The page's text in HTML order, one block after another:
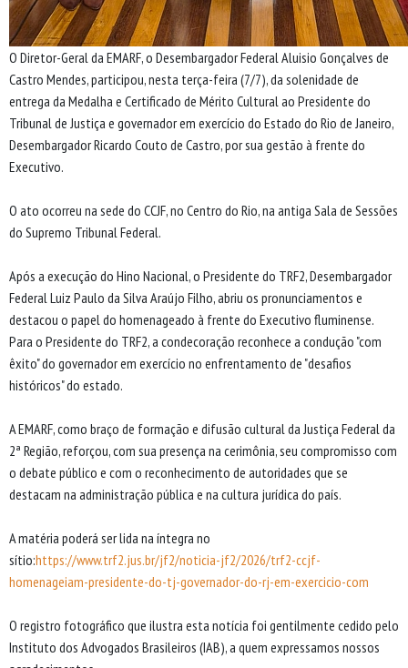
O Diretor-Geral da EMARF, o Desembargador Federal Aluisio Gonçalves de
Castro Mendes, participou, nesta terça-feira (7/7), da solenidade de
entrega da Medalha e Certificado de Mérito Cultural ao Presidente do
Tribunal de Justiça e governador em exercício do Estado do Rio de Janeiro,
Desembargador Ricardo Couto de Castro, por sua gestão à frente do
Executivo.
O ato ocorreu na sede do CCJF, no Centro do Rio, na antiga Sala de Sessões
do Supremo Tribunal Federal.
Após a execução do Hino Nacional, o Presidente do TRF2, Desembargador
Federal Luiz Paulo da Silva Araújo Filho, abriu os pronunciamentos e
destacou o papel do homenageado à frente do Executivo fluminense.
Para o Presidente do TRF2, a condecoração reconhece a condução "com
êxito" do governador em exercício no enfrentamento de "desafios
históricos" do estado.
A EMARF, como braço de formação e difusão cultural da Justiça Federal da
2ª Região, reforçou, com sua presença na cerimônia, seu compromisso com
o debate público e com o reconhecimento de autoridades que se
destacam na administração pública e na cultura jurídica do país.
A matéria poderá ser lida na íntegra no
sítio:https://www.trf2.jus.br/jf2/noticia-jf2/2026/trf2-ccjf-
homenageiam-presidente-do-tj-governador-do-rj-em-exercicio-com
O registro fotográfico que ilustra esta notícia foi gentilmente cedido pelo
Instituto dos Advogados Brasileiros (IAB), a quem expressamos nossos